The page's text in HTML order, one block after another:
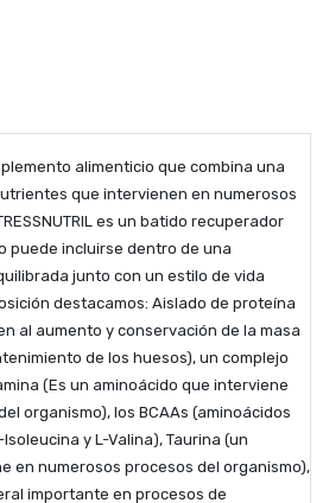
alimenticio que combina una
que intervienen en numerosos
es un batido recuperador
puede incluirse dentro de una
junto con un estilo de vida
destacamos: Aislado de proteína
al aumento y conservación de la masa
de los huesos), un complejo
(Es un aminoácido que interviene
organismo), los BCAAs (aminoácidos
y L-Valina), Taurina (un
en numerosos procesos del organismo),
importante en procesos de